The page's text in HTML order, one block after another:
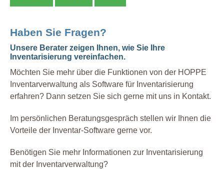
Haben Sie Fragen?
Unsere Berater zeigen Ihnen, wie Sie Ihre
Inventarisierung vereinfachen.
Möchten Sie mehr über die Funktionen von der HOPPE
Inventarverwaltung als Software für Inventarisierung
erfahren? Dann setzen Sie sich gerne mit uns in Kontakt.
Im persönlichen Beratungsgespräch stellen wir Ihnen die
Vorteile der Inventar-Software gerne vor.
Benötigen Sie mehr Informationen zur Inventarisierung
mit der Inventarverwaltung?